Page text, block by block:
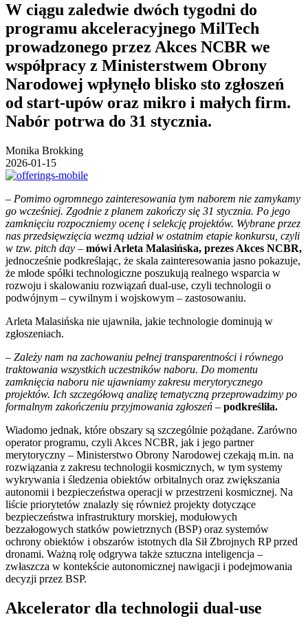
W ciągu zaledwie dwóch tygodni do
programu akceleracyjnego MilTech
prowadzonego przez Akces NCBR we
współpracy z Ministerstwem Obrony
Narodowej wpłynęło blisko sto zgłoszeń
od start-upów oraz mikro i małych firm.
Nabór potrwa do 31 stycznia.
Monika Brokking
2026-01-15
– Pomimo ogromnego zainteresowania tym naborem nie zamykamy
go wcześniej. Zgodnie z planem zakończy się 31 stycznia. Po jego
zamknięciu rozpoczniemy ocenę i selekcję projektów. Wybrane przez
nas przedsięwzięcia wezmą udział w ostatnim etapie konkursu, czyli
w tzw. pitch day – mówi Arleta Malasińska, prezes Akces NCBR,
jednocześnie podkreślając, że skala zainteresowania jasno pokazuje,
że młode spółki technologiczne poszukują realnego wsparcia w
rozwoju i skalowaniu rozwiązań dual-use, czyli technologii o
podwójnym – cywilnym i wojskowym – zastosowaniu.
Arleta Malasińska nie ujawniła, jakie technologie dominują w
zgłoszeniach.
– Zależy nam na zachowaniu pełnej transparentności i równego
traktowania wszystkich uczestników naboru. Do momentu
zamknięcia naboru nie ujawniamy zakresu merytorycznego
projektów. Ich szczegółową analizę tematyczną przeprowadzimy po
formalnym zakończeniu przyjmowania zgłoszeń – podkreśliła.
Wiadomo jednak, które obszary są szczególnie pożądane. Zarówno
operator programu, czyli Akces NCBR, jak i jego partner
merytoryczny – Ministerstwo Obrony Narodowej czekają m.in. na
rozwiązania z zakresu technologii kosmicznych, w tym systemy
wykrywania i śledzenia obiektów orbitalnych oraz zwiększania
autonomii i bezpieczeństwa operacji w przestrzeni kosmicznej. Na
liście priorytetów znalazły się również projekty dotyczące
bezpieczeństwa infrastruktury morskiej, modułowych
bezzałogowych statków powietrznych (BSP) oraz systemów
ochrony obiektów i obszarów istotnych dla Sił Zbrojnych RP przed
dronami. Ważną rolę odgrywa także sztuczna inteligencja –
zwłaszcza w kontekście autonomicznej nawigacji i podejmowania
decyzji przez BSP.
Akcelerator dla technologii dual-use